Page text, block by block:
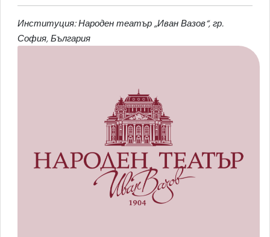
Институция: Народен театър „Иван Вазов“, гр.
София, България